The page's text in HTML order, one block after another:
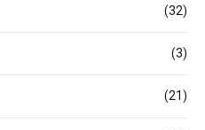
(32)
(3)
(21)